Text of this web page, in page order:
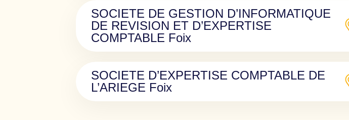
SOCIETE DE GESTION D’INFORMATIQUE
DE REVISION ET D’EXPERTISE
COMPTABLE Foix
SOCIETE D’EXPERTISE COMPTABLE DE
L’ARIEGE Foix